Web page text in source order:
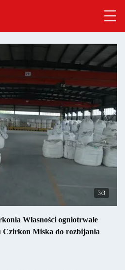
1/3
Własności ogniotrwałe
Miska do rozbijania